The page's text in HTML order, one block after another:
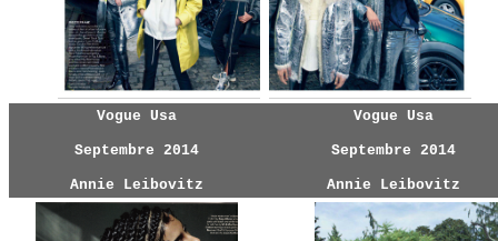
Vogue Usa
Septembre 2014
Annie Leibovitz
Vogue Usa
Septembre 2014
Annie Leibovitz